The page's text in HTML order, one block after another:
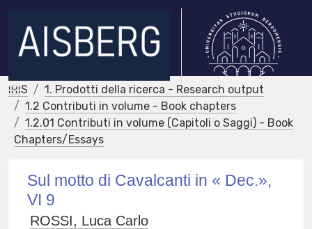
IRIS
1. Prodotti della ricerca - Research output
1.2 Contributi in volume - Book chapters
1.2.01 Contributi in volume (Capitoli o Saggi) - Book
Chapters/Essays
Sul motto di Cavalcanti in « Dec.»,
VI 9
ROSSI, Luca Carlo